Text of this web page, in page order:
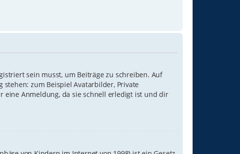
sein musst, um Beiträge zu schreiben. Auf
zum Beispiel Avatarbilder, Private
eine Anmeldung, da sie schnell erledigt ist und dir